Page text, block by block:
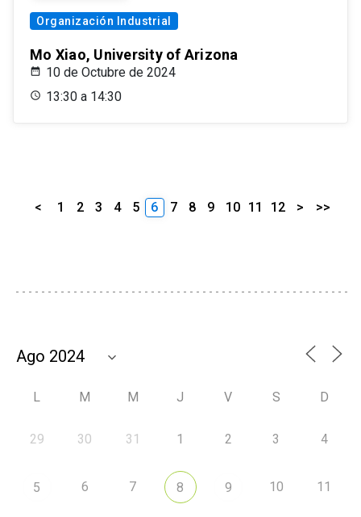
Organización Industrial
Mo Xiao, University of Arizona
10 de Octubre de 2024
13:30 a 14:30
< 1 2 3 4 5 6 7 8 9 10 11 12 > >>
L M M J V S D
29 30 31 1 2 3 4
5 6 7 8 9 10 11